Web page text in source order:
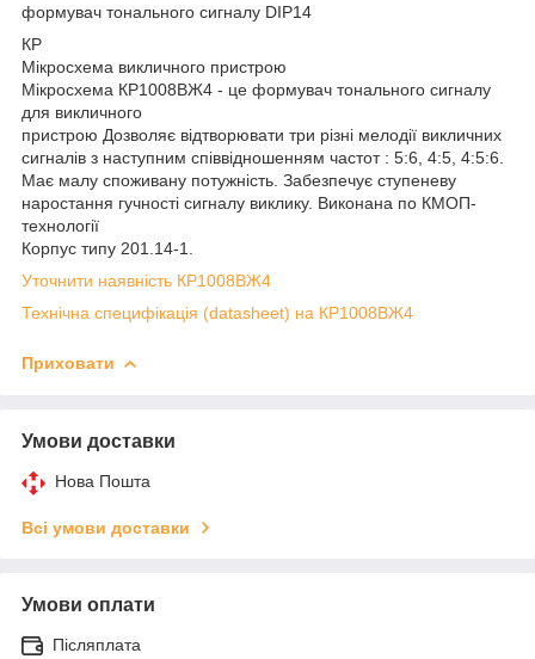
формувач тонального сигналу DIP14
КР
Мікросхема викличного пристрою
Мікросхема КР1008ВЖ4 - це формувач тонального сигналу
для викличного
пристрою Дозволяє відтворювати три різні мелодії викличних
сигналів з наступним співвідношенням частот : 5:6, 4:5, 4:5:6.
Має малу споживану потужність. Забезпечує ступеневу
наростання гучності сигналу виклику. Виконана по КМОП-
технології
Корпус типу 201.14-1.
Уточнити наявність КР1008ВЖ4
Технічна специфікація (datasheet) на КР1008ВЖ4
Приховати
Умови доставки
Нова Пошта
Всі умови доставки
Умови оплати
Післяплата